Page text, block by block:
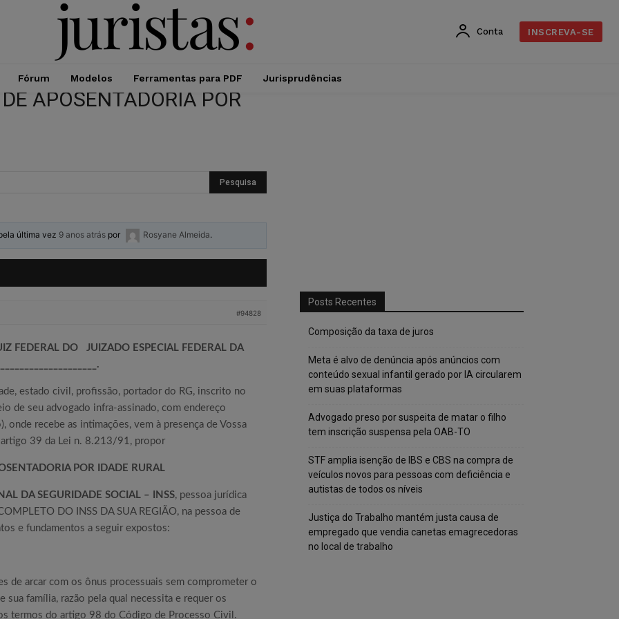
Conta INSCREVA-SE
Fórum Modelos Ferramentas para PDF Jurisprudências
APOSENTADORIA POR
última vez 9 anos atrás por Rosyane Almeida.
#94828
FEDERAL DO JUIZADO ESPECIAL FEDERAL DA
estado civil, profissão, portador do RG, inscrito no
de seu advogado infra-assinado, com endereço
onde recebe as intimações, vem à presença de Vossa
39 da Lei n. 8.213/91, propor
POR IDADE RURAL
DA SEGURIDADE SOCIAL – INSS, pessoa jurídica
DO INSS DA SUA REGIÃO, na pessoa de
e fundamentos a seguir expostos:
de arcar com os ônus processuais sem comprometer o
família, razão pela qual necessita e requer os
termos do artigo 98 do Código de Processo Civil.
Posts Recentes
Composição da taxa de juros
Meta é alvo de denúncia após anúncios com
conteúdo sexual infantil gerado por IA circularem
em suas plataformas
Advogado preso por suspeita de matar o filho
tem inscrição suspensa pela OAB-TO
STF amplia isenção de IBS e CBS na compra de
veículos novos para pessoas com deficiência e
autistas de todos os níveis
Justiça do Trabalho mantém justa causa de
empregado que vendia canetas emagrecedoras
no local de trabalho